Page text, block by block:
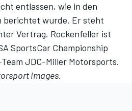
entlassen, wie in den
berichtet wurde. Er steht
Vertrag. Rockenfeller ist
SportsCar Championship
JDC-Miller Motorsports.
Images.